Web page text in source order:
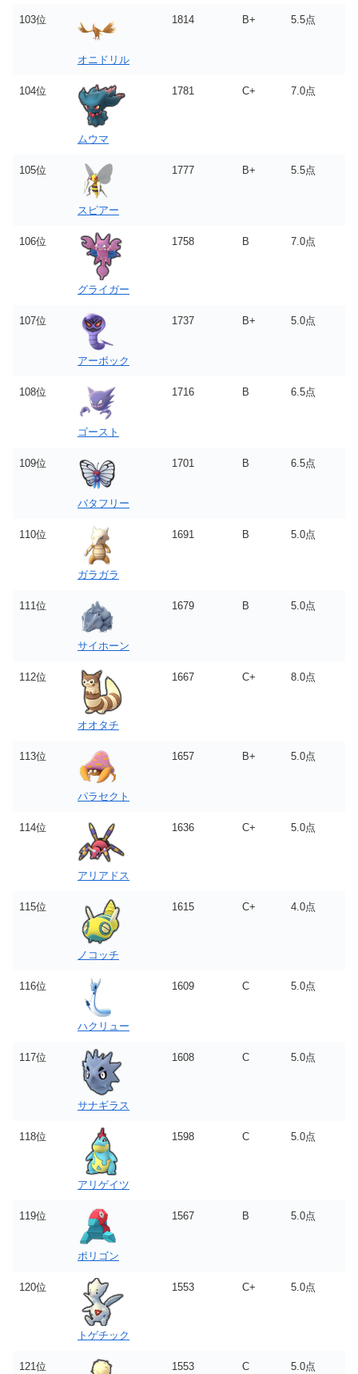
103位
オニドリル
1814 B+ 5.5点
104位
ムウマ
1781 C+ 7.0点
105位
スピアー
1777 B+ 5.5点
106位
グライガー
1758 B 7.0点
107位
アーボック
1737 B+ 5.0点
108位
ゴースト
1716 B 6.5点
109位
バタフリー
1701 B 6.5点
110位
ガラガラ
1691 B 5.0点
111位
サイホーン
1679 B 5.0点
112位
オオタチ
1667 C+ 8.0点
113位
パラセクト
1657 B+ 5.0点
114位
アリアドス
1636 C+ 5.0点
115位
ノコッチ
1615 C+ 4.0点
116位
ハクリュー
1609 C 5.0点
117位
サナギラス
1608 C 5.0点
118位
アリゲイツ
1598 C 5.0点
119位
ポリゴン
1567 B 5.0点
120位
トゲチック
1553 C+ 5.0点
121位 1553 C 5.0点